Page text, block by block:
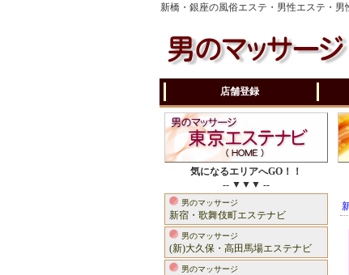
新橋・銀座の風俗エステ・男性エステ・
店舗登録
気になるエリアへGO！！
-- ▼▼▼ --
男のマッサージ
新宿・歌舞伎町エステナビ
男のマッサージ
(新)大久保・高田馬場エステナビ
男のマッサージ